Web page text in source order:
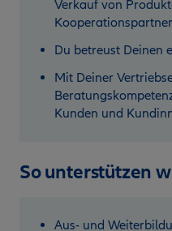
Verkauf von
Du betreust Deinen
Mit Deiner
Kunden und
So unterstützen
Aus- und